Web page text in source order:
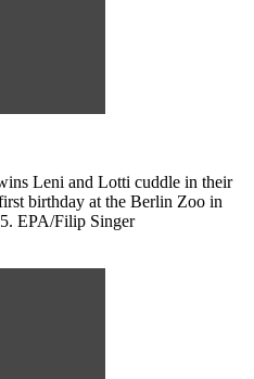
Leni and Lotti cuddle in their
birthday at the Berlin Zoo in
EPA/Filip Singer